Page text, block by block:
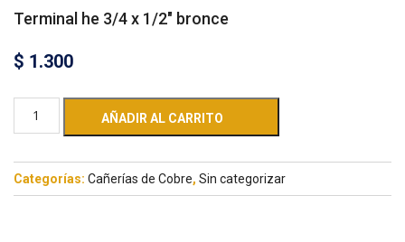
Terminal he 3/4 x 1/2″ bronce
$ 1.300
AÑADIR AL CARRITO
Categorías: Cañerías de Cobre, Sin categorizar